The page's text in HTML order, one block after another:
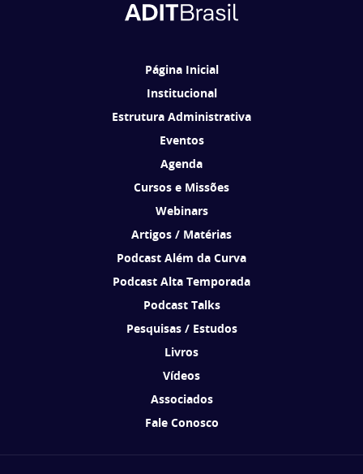
Ao se cadastrar, você concorda em receber comunicações da ADIT
Página Inicial
Institucional
Estrutura Administrativa
Eventos
Agenda
Cursos e Missões
Webinars
Artigos / Matérias
Podcast Além da Curva
Podcast Alta Temporada
Podcast Talks
Pesquisas / Estudos
Livros
Vídeos
Associados
Fale Conosco